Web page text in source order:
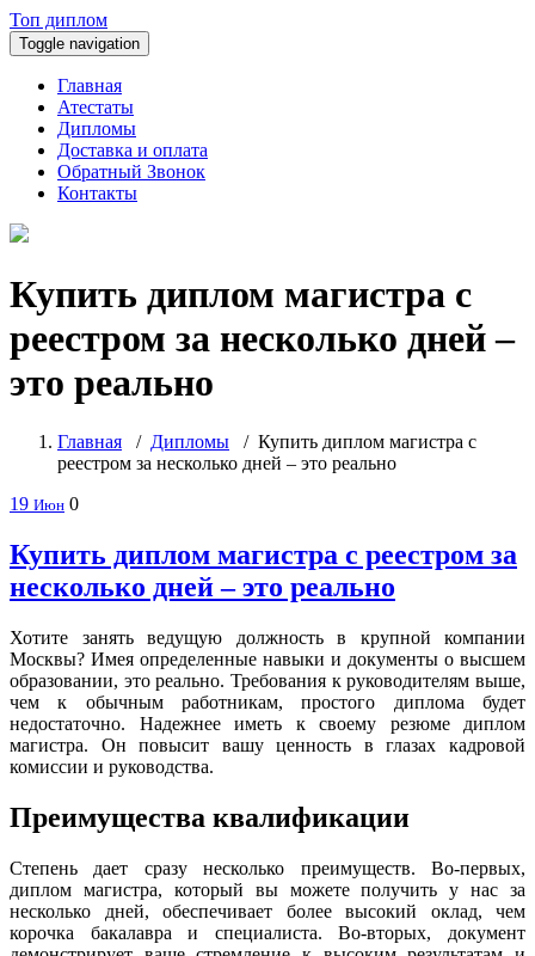
Топ диплом
Toggle navigation
Главная
Атестаты
Дипломы
Доставка и оплата
Обратный Звонок
Контакты
Купить диплом магистра с
реестром за несколько дней –
это реально
Главная / Дипломы / Купить диплом магистра с
реестром за несколько дней – это реально
19 Июн 0
Купить диплом магистра с реестром за
несколько дней – это реально
Хотите занять ведущую должность в крупной компании
Москвы? Имея определенные навыки и документы о высшем
образовании, это реально. Требования к руководителям выше,
чем к обычным работникам, простого диплома будет
недостаточно. Надежнее иметь к своему резюме диплом
магистра. Он повысит вашу ценность в глазах кадровой
комиссии и руководства.
Преимущества квалификации
Степень дает сразу несколько преимуществ. Во-первых,
диплом магистра, который вы можете получить у нас за
несколько дней, обеспечивает более высокий оклад, чем
корочка бакалавра и специалиста. Во-вторых, документ